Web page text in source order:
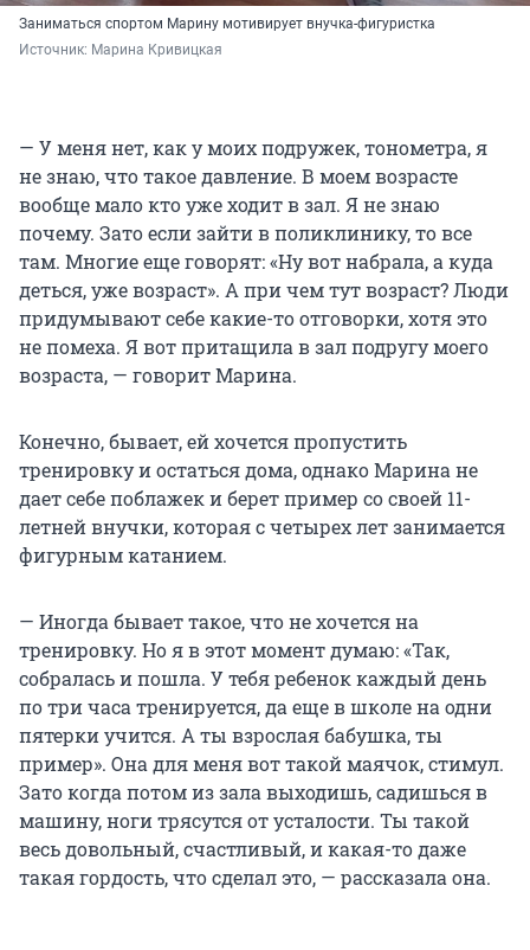
Заниматься спортом Марину мотивирует внучка-фигуристка
Источник: Марина Кривицкая
— У меня нет, как у моих подружек, тонометра, я
не знаю, что такое давление. В моем возрасте
вообще мало кто уже ходит в зал. Я не знаю
почему. Зато если зайти в поликлинику, то все
там. Многие еще говорят: «Ну вот набрала, а куда
деться, уже возраст». А при чем тут возраст? Люди
придумывают себе какие-то отговорки, хотя это
не помеха. Я вот притащила в зал подругу моего
возраста, — говорит Марина.
Конечно, бывает, ей хочется пропустить
тренировку и остаться дома, однако Марина не
дает себе поблажек и берет пример со своей 11-
летней внучки, которая с четырех лет занимается
фигурным катанием.
— Иногда бывает такое, что не хочется на
тренировку. Но я в этот момент думаю: «Так,
собралась и пошла. У тебя ребенок каждый день
по три часа тренируется, да еще в школе на одни
пятерки учится. А ты взрослая бабушка, ты
пример». Она для меня вот такой маячок, стимул.
Зато когда потом из зала выходишь, садишься в
машину, ноги трясутся от усталости. Ты такой
весь довольный, счастливый, и какая-то даже
такая гордость, что сделал это, — рассказала она.